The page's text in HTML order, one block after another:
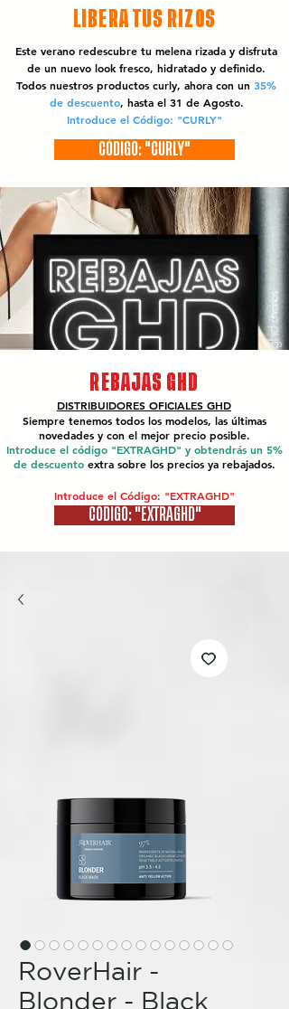
LIBERA TUS RIZOS
Este verano redescubre tu melena rizada y disfruta
de un nuevo look fresco, hidratado y definido.
Todos nuestros productos curly, ahora con un 35%
de descuento, hasta el 31 de Agosto.
Introduce el Código: "CURLY"
CÓDIGO: "CURLY"
REBAJAS GHD
DISTRIBUIDORES OFICIALES GHD
Siempre tenemos todos los modelos, las últimas
novedades y con el mejor precio posible.
Introduce el código "EXTRAGHD" y obtendrás un 5%
de descuento extra sobre los precios ya rebajados.
Introduce el Código: "EXTRAGHD"
CÓDIGO: "EXTRAGHD"
RoverHair -
Blonder - Black